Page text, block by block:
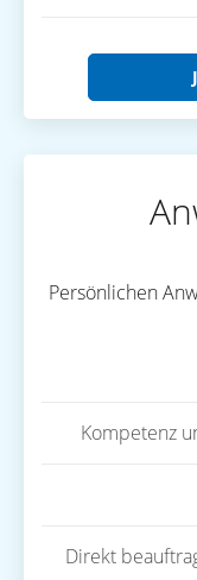
Persönlichen
Kompetenz
Direkt